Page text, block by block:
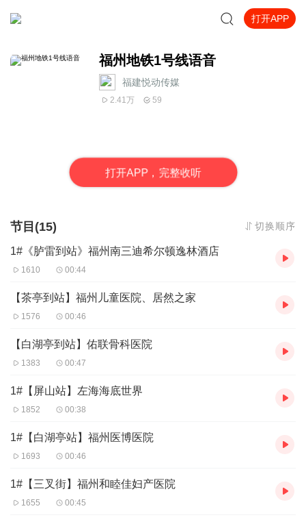
打开APP
福州地铁1号线语音
福建悦动传媒
2.41万 59
打开APP，完整收听
节目(15) 切换顺序
1#《胪雷到站》福州南三迪希尔顿逸林酒店
1610 00:44
【茶亭到站】福州儿童医院、居然之家
1576 00:46
【白湖亭到站】佑联骨科医院
1383 00:47
1#【屏山站】左海海底世界
1852 00:38
1#【白湖亭站】福州医博医院
1693 00:46
1#【三叉街】福州和睦佳妇产医院
1655 00:45